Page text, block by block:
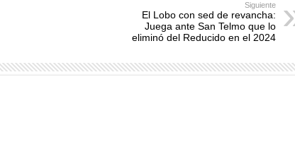
Siguiente
El Lobo con sed de revancha:
Juega ante San Telmo que lo
eliminó del Reducido en el 2024